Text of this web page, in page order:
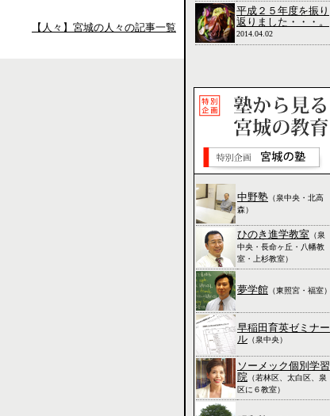
【人々】宮城の人々の記事一覧
平成２５年度を振り
返りました・・・。
2014.04.02
中野塾 （泉中央・北高
森）
ひのき進学教室 （泉
中央・長命ヶ丘・八幡教
室・上杉教室）
夢学館 （東照宮・福室）
早稲田育英ゼミナー
ル （泉中央）
ソーメック個別学習
院 （若林区、太白区、泉
区に６教室）